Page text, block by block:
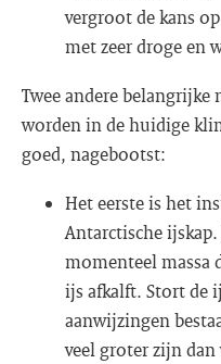
vergroot de kans
met zeer droge en
Twee andere
worden in de huidige
goed, nagebootst:
Het eerste is het
Antarctische
momenteel massa
ijs afkalft. Stort de
aanwijzingen
veel groter zijn